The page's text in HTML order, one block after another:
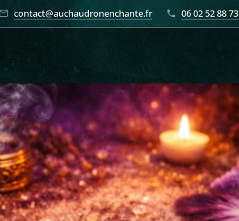
contact@auchaudronenchante.fr 06 02 52 88 73